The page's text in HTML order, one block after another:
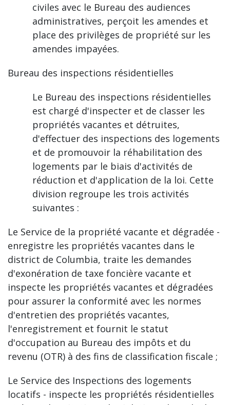
civiles avec le Bureau des audiences
administratives, perçoit les amendes et
place des privilèges de propriété sur les
amendes impayées.
Bureau des inspections résidentielles
Le Bureau des inspections résidentielles
est chargé d'inspecter et de classer les
propriétés vacantes et détruites,
d'effectuer des inspections des logements
et de promouvoir la réhabilitation des
logements par le biais d'activités de
réduction et d'application de la loi. Cette
division regroupe les trois activités
suivantes :
Le Service de la propriété vacante et dégradée -
enregistre les propriétés vacantes dans le
district de Columbia, traite les demandes
d'exonération de taxe foncière vacante et
inspecte les propriétés vacantes et dégradées
pour assurer la conformité avec les normes
d'entretien des propriétés vacantes,
l'enregistrement et fournit le statut
d'occupation au Bureau des impôts et du
revenu (OTR) à des fins de classification fiscale ;
Le Service des Inspections des logements
locatifs - inspecte les propriétés résidentielles